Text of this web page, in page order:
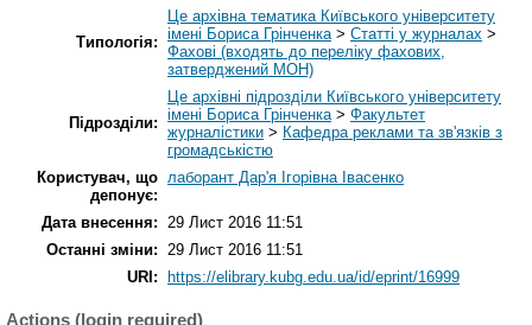
Типологія:
Це архівна тематика Київського університету
імені Бориса Грінченка> Статті у журналах >
Фахові (входять до переліку фахових,
затверджений МОН)
Підрозділи:
Це архівні підрозділи Київського університету
імені Бориса Грінченка> Факультет
журналістики > Кафедра реклами та зв'язків з
громадськістю
Користувач, що
депонує:
лаборант Дар'я Ігорівна Івасенко
Дата внесення: 29 Лист 2016 11:51
Останні зміни: 29 Лист 2016 11:51
URI:
https://elibrary.kubg.edu.ua/id/eprint/16999
Actions (login required)